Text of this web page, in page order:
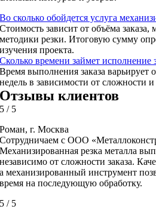
Во сколько обойдется услуга
Стоимость зависит от объёма
методики резки. Итоговую сумму
изучения проекта.
Сколько времени займет исполнение
Время выполнения заказа варьирует
недель в зависимости от сложности
Отзывы клиентов
5 / 5
Роман, г. Москва
Сотрудничаем с ООО
Механизированная резка металла
независимо от сложности заказа.
а механизированный инструмент
время на последующую обработку.
5 / 5